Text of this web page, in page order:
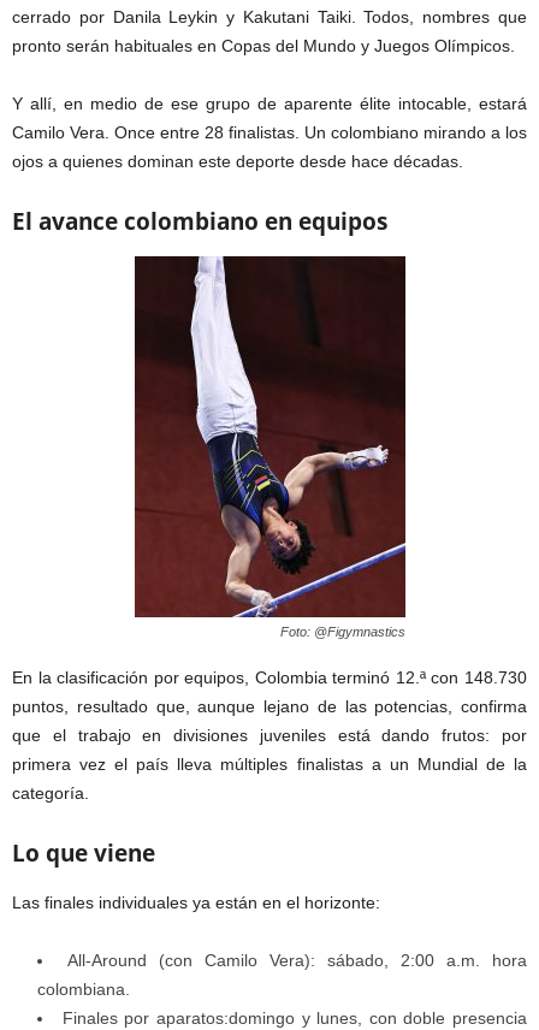
cerrado por Danila Leykin y Kakutani Taiki. Todos, nombres que
pronto serán habituales en Copas del Mundo y Juegos Olímpicos.
Y allí, en medio de ese grupo de aparente élite intocable, estará
Camilo Vera. Once entre 28 finalistas. Un colombiano mirando a los
ojos a quienes dominan este deporte desde hace décadas.
El avance colombiano en equipos
Foto: @Figymnastics
En la clasificación por equipos, Colombia terminó 12.ª con 148.730
puntos, resultado que, aunque lejano de las potencias, confirma
que el trabajo en divisiones juveniles está dando frutos: por
primera vez el país lleva múltiples finalistas a un Mundial de la
categoría.
Lo que viene
Las finales individuales ya están en el horizonte:
All-Around (con Camilo Vera): sábado, 2:00 a.m. hora
colombiana.
Finales por aparatos:domingo y lunes, con doble presencia